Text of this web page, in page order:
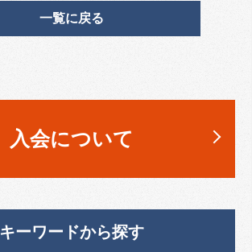
一覧に戻る
入会について
キーワードから探す